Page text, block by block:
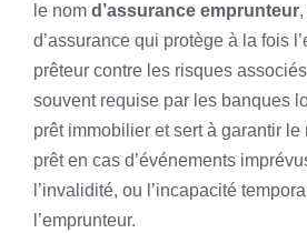
le nom d’assurance emprunteur
d’assurance qui protège à la fois
prêteur contre les risques
souvent requise par les banques
prêt immobilier et sert à garantir le
prêt en cas d’événements
l’invalidité, ou l’incapacité
l’emprunteur.